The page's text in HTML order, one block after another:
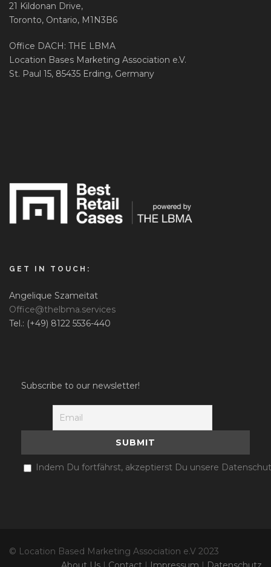
21 Kildonan Drive,
Toronto, Ontario, M1N3B6
Office DACH: THE LBMA
Location Bases Marketing Association e.V.
St. Paul 15, 85435 Erding, Germany
GET IN TOUCH:
Angelique Szameitat
Office@thelbma.services
Tel.: (+49) 8122 5536-440
Subscribe to our newsletter!
Indem Du fortfährst, akzeptierst Du unsere
© Location Based Marketing Association e.V 2023